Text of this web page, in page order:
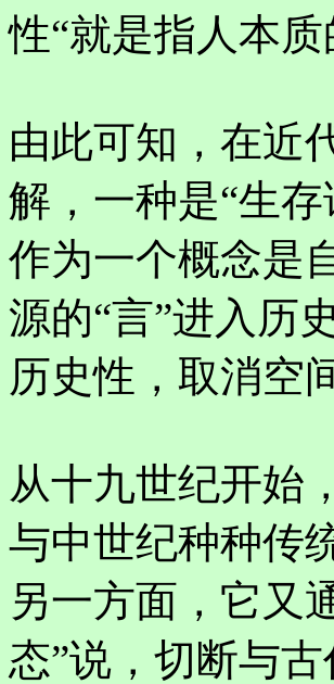
性“就是指人本
由此可知，在近
解，一种是“生
作为一个概念是
源的“言”进入历
历史性，取消空
从十九世纪开始
与中世纪种种传
另一方面，它又
态”说，切断与